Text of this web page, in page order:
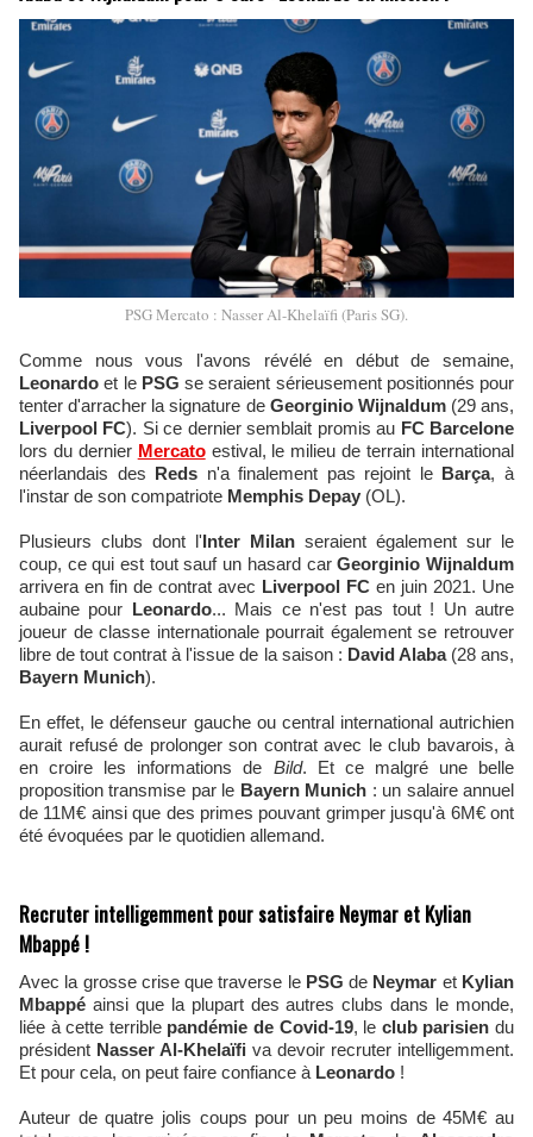
PSG Mercato : Nasser Al-Khelaïfi (Paris SG).
Comme nous vous l'avons révélé en début de semaine,
Leonardo et le PSG se seraient sérieusement positionnés pour
tenter d'arracher la signature de Georginio Wijnaldum(29 ans,
Liverpool FC). Si ce dernier semblait promis au FC Barcelone
lors du dernier Mercatoestival, le milieu de terrain international
néerlandais des Reds n'a finalement pas rejoint le Barça, à
l'instar de son compatriote Memphis Depay (OL).
Plusieurs clubs dont l'Inter Milan seraient également sur le
coup, ce qui est tout sauf un hasard carGeorginio Wijnaldum
arrivera en fin de contrat avec Liverpool FC en juin 2021. Une
aubaine pour Leonardo... Mais ce n'est pas tout ! Un autre
joueur de classe internationale pourrait également se retrouver
libre de tout contrat à l'issue de la saison : David Alaba(28 ans,
Bayern Munich).
En effet, le défenseur gauche ou central international autrichien
aurait refusé de prolonger son contrat avec le club bavarois, à
en croire les informations de Bild. Et ce malgré une belle
proposition transmise par le Bayern Munich : un salaire annuel
de 11M€ ainsi que des primes pouvant grimper jusqu'à 6M€ ont
été évoquées par le quotidien allemand.
Recruter intelligemment pour satisfaire Neymar et Kylian
Mbappé !
Avec la grosse crise que traverse le PSG de Neymar et Kylian
Mbappé ainsi que la plupart des autres clubs dans le monde,
liée à cette terrible pandémie de Covid-19, le club parisien du
président Nasser Al-Khelaïfi va devoir recruter intelligemment.
Et pour cela, on peut faire confiance à Leonardo !
Auteur de quatre jolis coups pour un peu moins de 45M€ au